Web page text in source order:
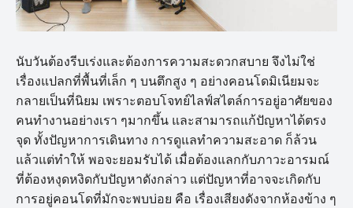
นับวันต้องรีบเร่งและต้องการความสะดวกสบาย จึงไม่ใช่
เรื่องแปลกที่พื้นที่เล็ก ๆ บนตึกสูง ๆ อย่างคอนโดมิเนียมจะ
กลายเป็นที่นิยม เพราะตอบโจทย์ไลฟ์สไตล์การอยู่อาศัยของ
คนทำงานอย่างเรา ๆมากขึ้น และสามารถแก้ปัญหาได้ตรง
จุด ทั้งปัญหาการเดินทาง การดูแลทำความสะอาด ก็ล้วน
แล้วแต่ทำให้ พอจะยอมรับได้ เมื่อต้องแลกกับภาวะอารมณ์
ที่ต้องหงุดหงิดกับปัญหาดังกล่าว แต่ปัญหาที่อาจจะเกิดกับ
การอยู่คอนโดที่มักจะพบบ่อย คือ เรื่องเสียงดังจากห้องข้าง ๆ